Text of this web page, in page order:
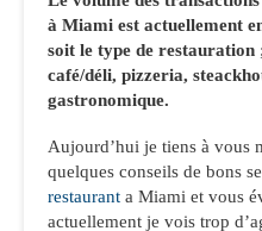
à Miami est actuellement
soit le type de restauration
café/déli, pizzeria,
gastronomique.
Aujourd’hui je tiens à vous
quelques conseils de bons
restaurant a Miami et vous
actuellement je vois trop